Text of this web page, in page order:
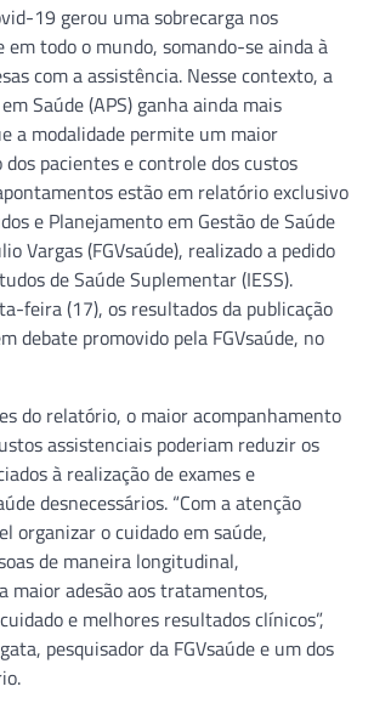
19 gerou uma sobrecarga nos
em todo o mundo, somando-se ainda à
com a assistência. Nesse contexto, a
Saúde (APS) ganha ainda mais
a modalidade permite um maior
pacientes e controle dos custos
estão em relatório exclusivo
e Planejamento em Gestão de Saúde
Vargas (FGVsaúde), realizado a pedido
de Saúde Suplementar (IESS).
feira (17), os resultados da publicação
debate promovido pela FGVsaúde, no
do relatório, o maior acompanhamento
assistenciais poderiam reduzir os
à realização de exames e
desnecessários. “Com a atenção
organizar o cuidado em saúde,
de maneira longitudinal,
maior adesão aos tratamentos,
e melhores resultados clínicos”,
pesquisador da FGVsaúde e um dos